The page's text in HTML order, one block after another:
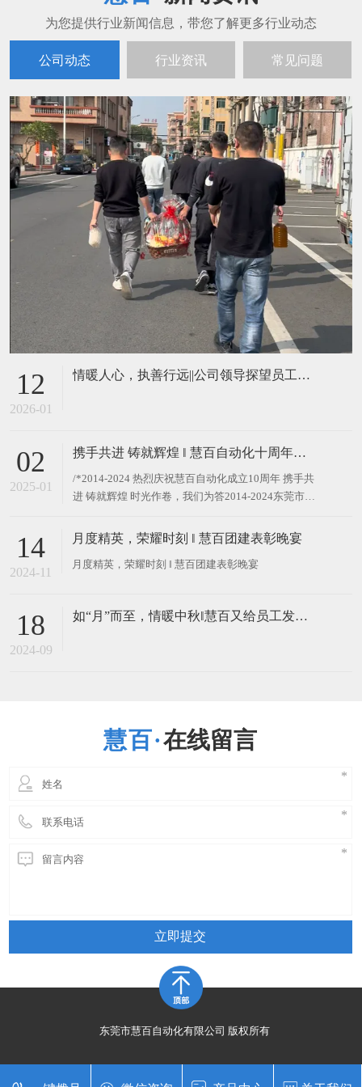
公司动态 行业资讯 常见问题
12
2026-01
情暖人心，执善行远||公司领导探望员工患病家属
02
2025-01
携手共进 铸就辉煌 ‖ 慧百自动化十周年庆典颁奖活动圆满举行
/*2014-2024 热烈庆祝慧百自动化成立10周年 携手共
进 铸就辉煌 时光作卷，我们为答2014-2024东莞市慧
是勇毅前行的十年，是荣耀与使命交织的十年。十
的旅程
14
2024-11
月度精英，荣耀时刻 ‖ 慧百团建表彰晚宴
18
2024-09
如“月”而至，情暖中秋‖慧百又给员工发中秋暖心福利啦
在线留言
立即提交
东莞市慧百自动化有限公司 版权所有